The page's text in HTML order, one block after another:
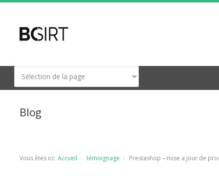
Blog
Vous êtes ici: Accueil témoignage Prestashop – mise a jour de